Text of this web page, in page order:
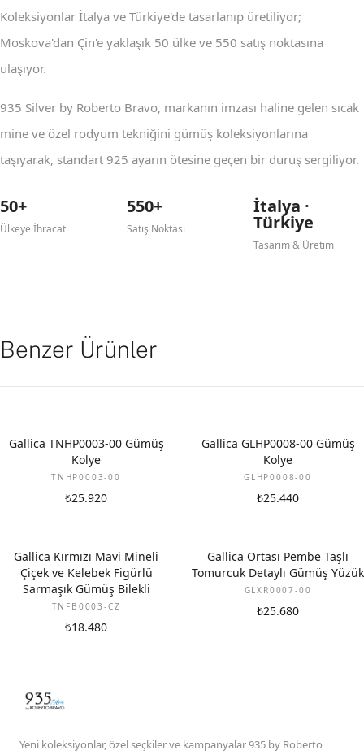
Koleksiyonlar İtalya ve Türkiye'de tasarlanıp üretiliyor;
Moskova'dan Çin'e yaklaşık 50 ülke ve 550 satış noktasına
ulaşıyor.
935 Silver by Roberto Bravo, markanın imzası haline gelen sıcak
mine ve özel rodyum tekniğini gümüş koleksiyonlarına
taşıyarak, standart 925 ayarın ötesine geçen bir duruş sergiliyor.
50+
Ülkeye İhracat
550+
Satış Noktası
İtalya ·
Türkiye
Tasarım & Üretim
Benzer Ürünler
Gallica TNHP0003-00 Gümüş
Kolye
TNHP0003-00
₺25.920
Gallica GLHP0008-00 Gümüş
Kolye
GLHP0008-00
₺25.440
Gallica Kırmızı Mavi Mineli
Çiçek ve Kelebek Figürlü
Sarmaşık Gümüş Bilekli
TNFB0003-CZ
₺18.480
Gallica Ortası Pembe Taşlı
Tomurcuk Detaylı Gümüş Yüzük
GLXR0007-00
₺25.680
Yeni koleksiyonlar, özel seçkiler ve kampanyalar 935 by Roberto